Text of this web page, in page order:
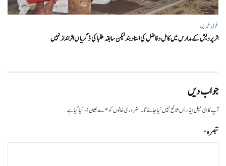
قومی خبریں
اتر پردیش کےمدارس میں کامل و فاضل کی اسناد بند لیکن سابقہ طلبا کی ڈگریا ں اثرانداز نہیں
جواب دیں
آپ کا ای میل ایڈریس شائع نہیں کیا جائے گا۔ ضروری خانوں کو*سے نشان زد کیا گیا ہے
تبصرہ*